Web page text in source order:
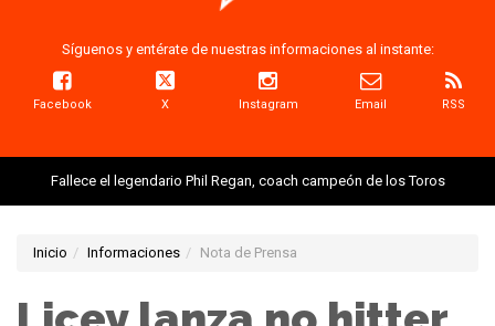
Síguenos y entérate de nuestras informaciones al instante:
Facebook X Instagram Email RSS
Fallece el legendario Phil Regan, coach campeón de los Toros
Inicio Informaciones Nota de Prensa